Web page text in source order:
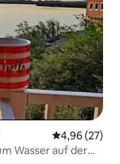
4,96 (27)